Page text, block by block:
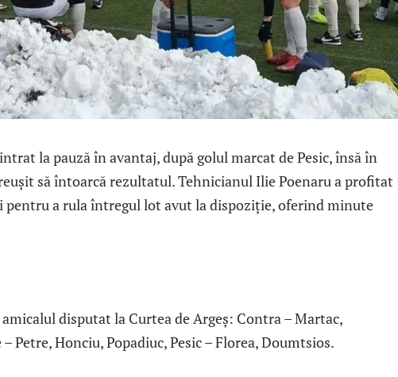
la pauză în avantaj, după golul marcat de Pesic, însă în
să întoarcă rezultatul. Tehnicianul Ilie Poenaru a profitat
pentru a rula întregul lot avut la dispoziție, oferind minute
disputat la Curtea de Argeș: Contra – Martac,
Petre, Honciu, Popadiuc, Pesic – Florea, Doumtsios.